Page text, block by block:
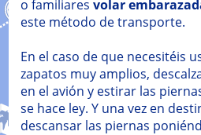
o familiares volar
este método de transporte.
En el caso de que necesitéis
zapatos muy amplios,
en el avión y estirar las
se hace ley. Y una vez en
descansar las piernas